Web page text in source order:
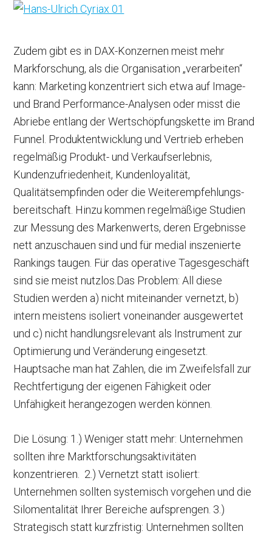
Zudem gibt es in DAX-Konzernen meist mehr
Markforschung, als die Organisation „verarbeiten“
kann: Marketing konzentriert sich etwa auf Image-
und Brand Performance-Analysen oder misst die
Abriebe entlang der Wertschöpfungskette im Brand
Funnel. Produktentwicklung und Vertrieb erheben
regelmäßig Produkt- und Verkaufserlebnis,
Kundenzufriedenheit, Kundenloyalität,
Qualitätsempfinden oder die Weiterempfehlungs­
bereitschaft. Hinzu kommen regelmäßige Studien
zur Messung des Markenwerts, deren Ergebnisse
nett anzuschauen sind und für medial inszenierte
Rankings taugen. Für das operative Tagesgeschäft
sind sie meist nutzlos.Das Problem: All diese
Studien werden a) nicht miteinander vernetzt, b)
intern meistens isoliert voneinander ausgewertet
und c) nicht handlungsrelevant als Instrument zur
Optimierung und Veränderung eingesetzt.
Hauptsache man hat Zahlen, die im Zweifelsfall zur
Rechtfertigung der eigenen Fähigkeit oder
Unfähigkeit herangezogen werden können.
Die Lösung: 1.) Weniger statt mehr: Unternehmen
sollten ihre Marktforschungsaktivitäten
konzentrieren. 2.) Vernetzt statt isoliert:
Unternehmen sollten systemisch vorgehen und die
Silomentalität Ihrer Bereiche aufsprengen. 3.)
Strategisch statt kurzfristig: Unternehmen sollten